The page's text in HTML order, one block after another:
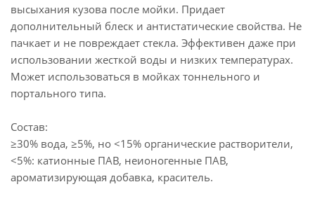
высыхания кузова после мойки. Придает
дополнительный блеск и антистатические свойства. Не
пачкает и не повреждает стекла. Эффективен даже при
использовании жесткой воды и низких температурах.
Может использоваться в мойках тоннельного и
портального типа.
Состав:
≥30% вода, ≥5%, но <15% органические растворители,
<5%: катионные ПАВ, неионогенные ПАВ,
ароматизирующая добавка, краситель.